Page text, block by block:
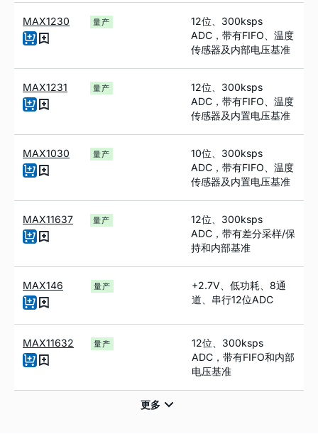
MAX1230 量产
12位、300ksps
ADC，带有FIFO、温度
传感器及内部电压基准
MAX1231 量产
12位、300ksps
ADC，带有FIFO、温度
传感器及内置电压基准
MAX1030 量产
10位、300ksps
ADC，带有FIFO、温度
传感器及内置电压基准
MAX11637 量产
12位、300ksps
ADC，带有差分采样/保
持和内部基准
MAX146 量产
+2.7V、低功耗、8通
道、串行12位ADC
MAX11632 量产
12位、300ksps
ADC，带有FIFO和内部
电压基准